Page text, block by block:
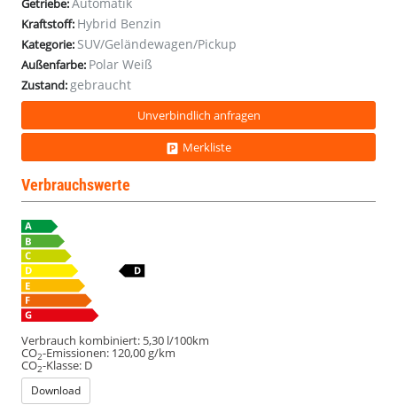
CarPlay
CarPlay
CarPlay
CarPlay
Getriebe:
Kraftstoff: Hybrid Benzin
Kategorie: SUV/Geländewagen/Pickup
Außenfarbe: Polar Weiß
Zustand: gebraucht
Unverbindlich anfragen
Merkliste
Verbrauchswerte
Verbrauch kombiniert: 5,30 l/100km
CO2-Emissionen: 120,00 g/km
CO2-Klasse: D
Download